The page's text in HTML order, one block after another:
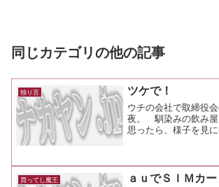
同じカテゴリの他の記事
独り言 ツケで！
ウチの会社で取締役
夜。 馴染みの飲み屋
思ったら、様子を見
人くらい居ますそう
って少ないし、オレ
と話すことで成長する
買ってし魔王 ａｕでＳＩＭカ